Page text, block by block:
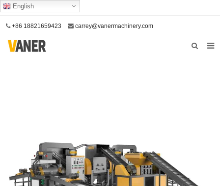
English
+86 18821659423 carrey@vanermachinery.com
Связаться с нами